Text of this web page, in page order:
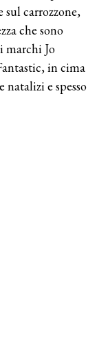
sul carrozzone,
che sono
marchi Jo
in cima
e spesso